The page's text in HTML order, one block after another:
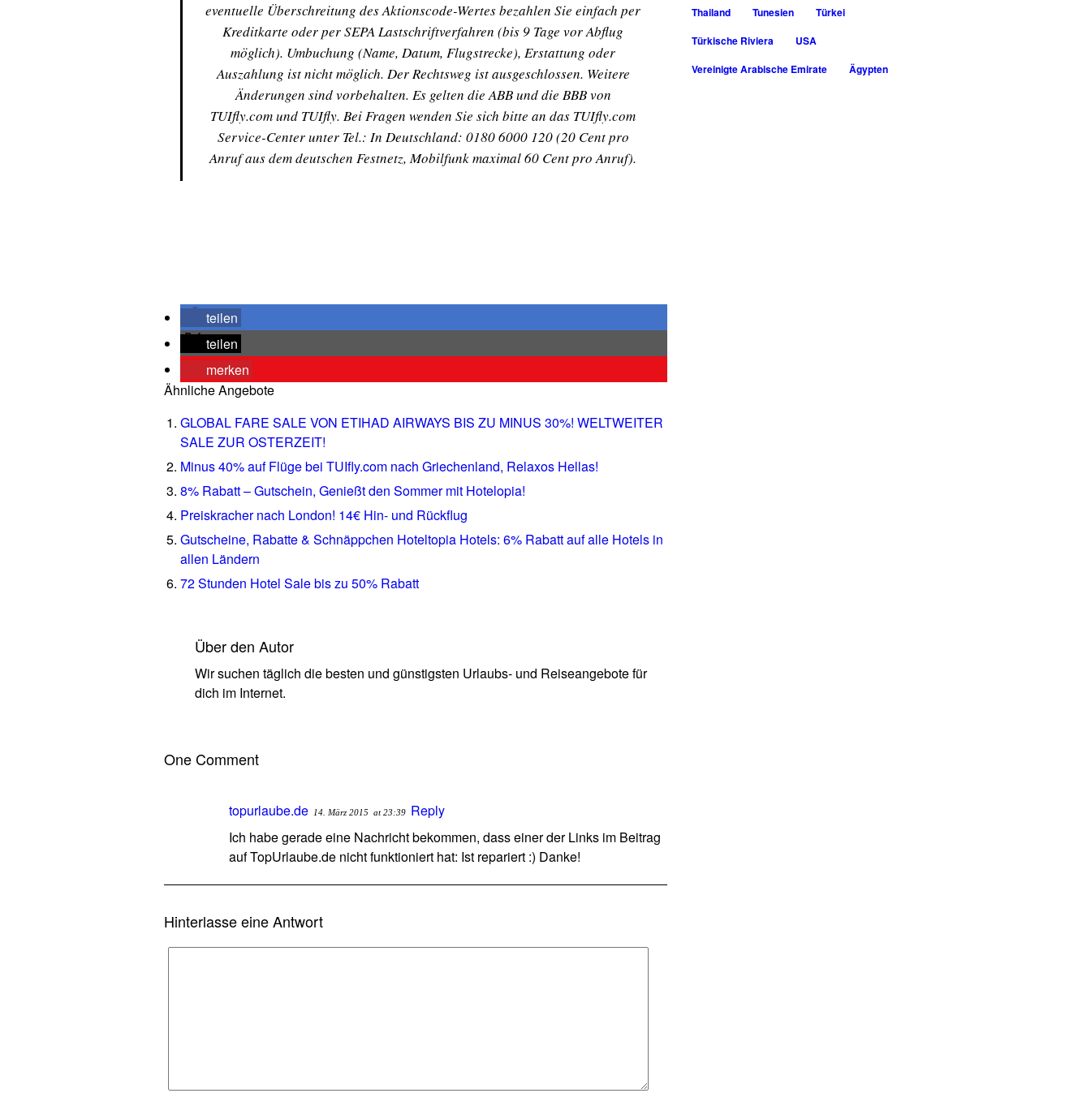
eventuelle Überschreitung des Aktionscode-Wertes bezahlen Sie einfach per
Kreditkarte oder per SEPA Lastschriftverfahren (bis 9 Tage vor Abflug
möglich). Umbuchung (Name, Datum, Flugstrecke), Erstattung oder
Auszahlung ist nicht möglich. Der Rechtsweg ist ausgeschlossen. Weitere
Änderungen sind vorbehalten. Es gelten die ABB und die BBB von
TUIfly.com und TUIfly. Bei Fragen wenden Sie sich bitte an das TUIfly.com
Service-Center unter Tel.: In Deutschland: 0180 6000 120 (20 Cent pro
Anruf aus dem deutschen Festnetz, Mobilfunk maximal 60 Cent pro Anruf).
teilen
teilen
merken
Ähnliche Angebote
GLOBAL FARE SALE VON ETIHAD AIRWAYS BIS ZU MINUS 30%! WELTWEITER
SALE ZUR OSTERZEIT!
Minus 40% auf Flüge bei TUIfly.com nach Griechenland, Relaxos Hellas!
8% Rabatt – Gutschein, Genießt den Sommer mit Hotelopia!
Preiskracher nach London! 14€ Hin- und Rückflug
Gutscheine, Rabatte & Schnäppchen Hoteltopia Hotels: 6% Rabatt auf alle Hotels in
allen Ländern
72 Stunden Hotel Sale bis zu 50% Rabatt
Über den Autor
Wir suchen täglich die besten und günstigsten Urlaubs- und Reiseangebote für
dich im Internet.
One Comment
topurlaube.de 14. März 2015 at 23:39 Reply
Ich habe gerade eine Nachricht bekommen, dass einer der Links im Beitrag
auf TopUrlaube.de nicht funktioniert hat: Ist repariert :) Danke!
Hinterlasse eine Antwort
Thailand
Tunesien
Türkei
Türkische Riviera
USA
Vereinigte Arabische Emirate
Ägypten